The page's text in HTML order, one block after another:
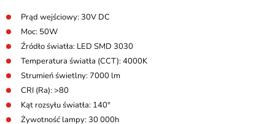
Prąd wejściowy: 30V DC
Moc: 50W
Źródło światła: LED SMD 3030
Temperatura światła (CCT): 4000K
Strumień świetlny: 7000 lm
CRI (Ra): >80
Kąt rozsyłu światła: 140°
Żywotność lampy: 30 000h